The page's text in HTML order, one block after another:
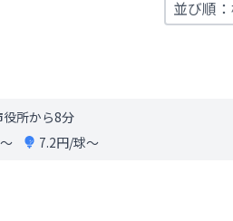
役所から8分
7.2円/球〜